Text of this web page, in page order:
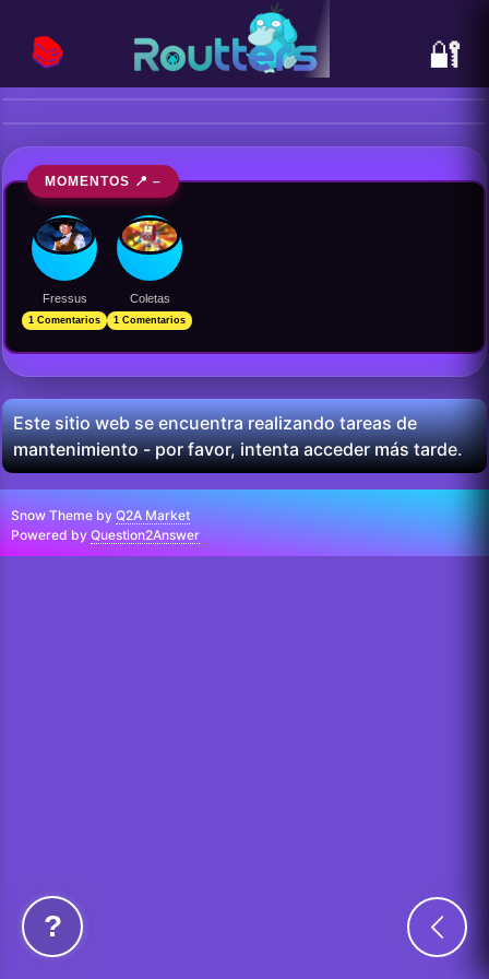
🔐
📚
MOMENTOS 📍 –
Fressus
1 Comentarios
Coletas
1 Comentarios
Este sitio web se encuentra realizando tareas de
mantenimiento - por favor, intenta acceder más tarde.
Snow Theme by Q2A Market
Powered by Question2Answer
?